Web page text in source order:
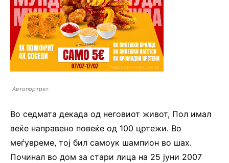
Автопортрет
Во седмата декада од неговиот живот, Пол имал
веќе направено повеќе од 100 цртежи. Во
меѓувреме, тој бил самоук шампион во шах.
Починал во дом за стари лица на 25 јуни 2007